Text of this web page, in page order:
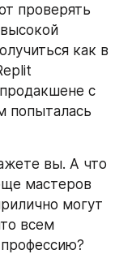
проверять
как в
с
попыталась
вы. А что
мастеров
могут
всем